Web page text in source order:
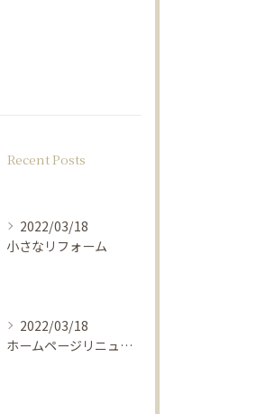
Recent Posts
2022/03/18
小さなリフォーム
2022/03/18
ホームページリニューアルしました！